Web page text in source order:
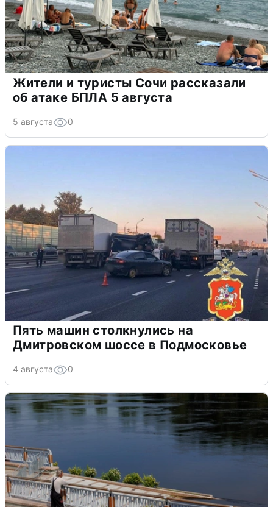
Жители и туристы Сочи рассказали
об атаке БПЛА 5 августа
5 августа 0
Пять машин столкнулись на
Дмитровском шоссе в Подмосковье
4 августа 0